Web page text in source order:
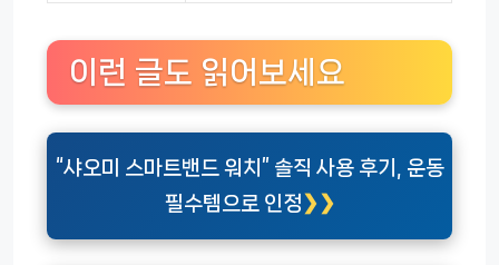
이런 글도 읽어보세요
“샤오미 스마트밴드 워치” 솔직 사용 후기, 운동
필수템으로 인정